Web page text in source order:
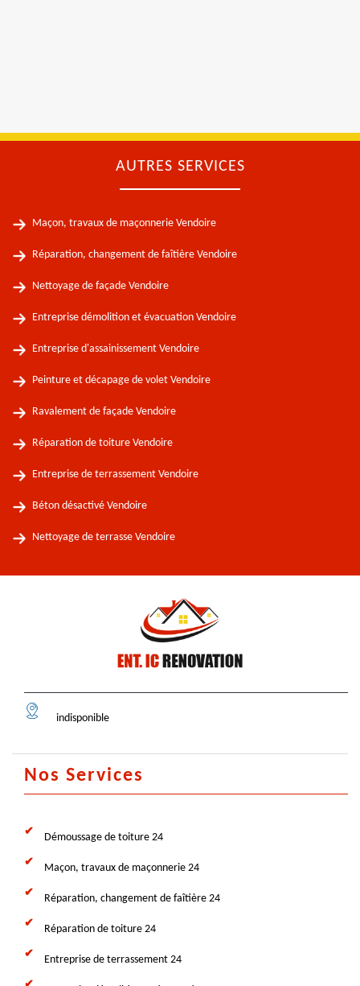
AUTRES SERVICES
Maçon, travaux de maçonnerie Vendoire
Réparation, changement de faîtière Vendoire
Nettoyage de façade Vendoire
Entreprise démolition et évacuation Vendoire
Entreprise d'assainissement Vendoire
Peinture et décapage de volet Vendoire
Ravalement de façade Vendoire
Réparation de toiture Vendoire
Entreprise de terrassement Vendoire
Béton désactivé Vendoire
Nettoyage de terrasse Vendoire
indisponible
Nos Services
Démoussage de toiture 24
Maçon, travaux de maçonnerie 24
Réparation, changement de faîtière 24
Réparation de toiture 24
Entreprise de terrassement 24